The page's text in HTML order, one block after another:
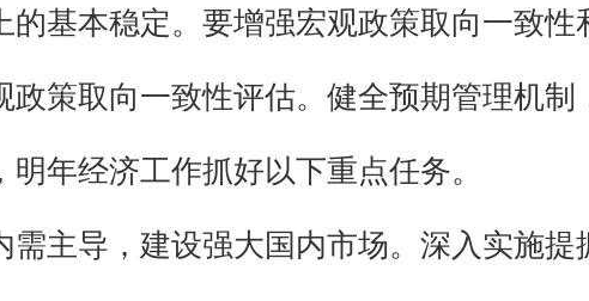
的基本稳定。要增强宏观政策取向一致
政策取向一致性评估。健全预期管理机制
明年经济工作抓好以下重点任务。
需主导，建设强大国内市场。深入实施